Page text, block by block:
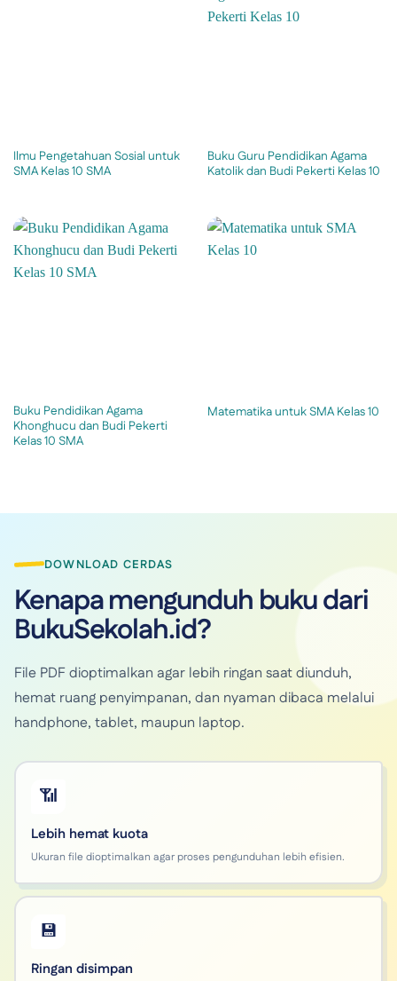
Ilmu Pengetahuan Sosial untuk
SMA Kelas 10 SMA
Buku Guru Pendidikan Agama
Katolik dan Budi Pekerti Kelas 10
Buku Pendidikan Agama
Khonghucu dan Budi Pekerti
Kelas 10 SMA
Matematika untuk SMA Kelas 10
DOWNLOAD CERDAS
Kenapa mengunduh buku dari
BukuSekolah.id?
File PDF dioptimalkan agar lebih ringan saat diunduh,
hemat ruang penyimpanan, dan nyaman dibaca melalui
handphone, tablet, maupun laptop.
📶
Lebih hemat kuota
Ukuran file dioptimalkan agar proses pengunduhan lebih efisien.
💾
Ringan disimpan